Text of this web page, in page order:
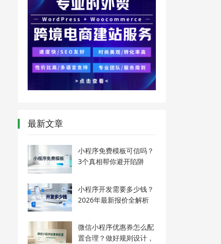
最新文章
小程序免费模板可信吗？
3个真相帮你避开陷阱
小程序开发需要多少钱？
2026年最新报价全解析
微信小程序优惠券怎么配
置合理？做好规则设计，